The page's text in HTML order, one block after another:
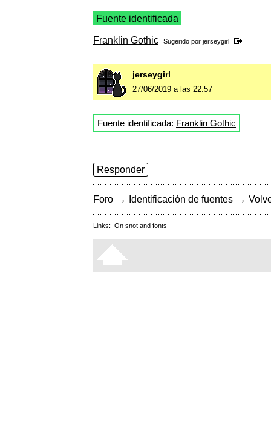
Fuente identificada
Franklin Gothic Sugerido por jerseygirl
jerseygirl
27/06/2019 a las 22:57
Fuente identificada: Franklin Gothic
Responder
Foro → Identificación de fuentes →
Links: On snot and fonts